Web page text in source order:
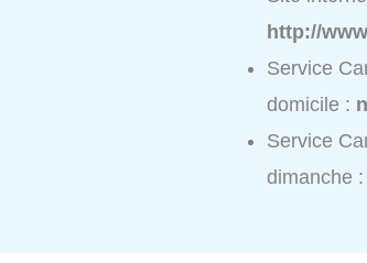
http://
Service
domicile :
Service
dimanche :